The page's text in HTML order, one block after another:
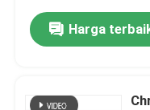
Harga